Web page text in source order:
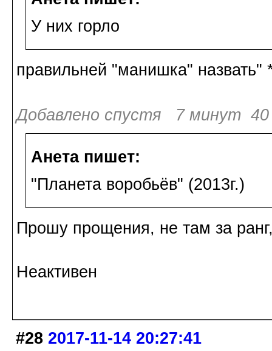
У них горло
правильней "манишка" назвать"
Добавлено спустя 7 минут 40
Анета пишет:
"Планета воробьёв" (2013г.)
Прошу прощения, не там за
Неактивен
#28 2017-11-14 20:27:41